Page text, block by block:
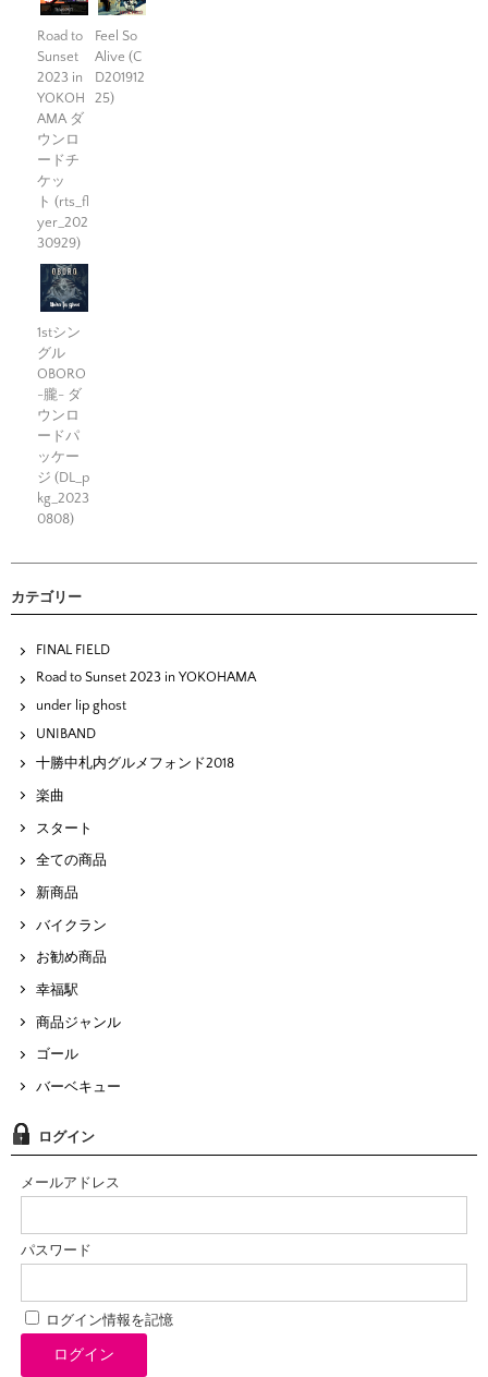
Road to
Sunset
2023 in
YOKOH
AMA ダ
ウンロ
ードチ
ケッ
ト (rts_fl
yer_202
30929)
Feel So
Alive (C
D201912
25)
1stシン
グル
OBORO
-朧- ダ
ウンロ
ードパ
ッケー
ジ (DL_p
kg_2023
0808)
カテゴリー
FINAL FIELD
Road to Sunset 2023 in YOKOHAMA
under lip ghost
UNIBAND
十勝中札内グルメフォンド2018
楽曲
スタート
全ての商品
新商品
バイクラン
お勧め商品
幸福駅
商品ジャンル
ゴール
バーベキュー
ログイン
メールアドレス
パスワード
ログイン情報を記憶